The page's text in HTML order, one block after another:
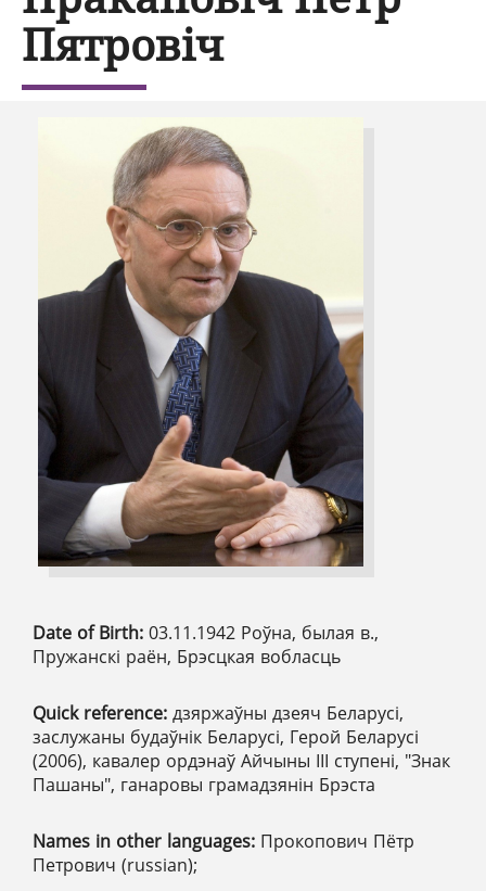
Пятровіч
Date of Birth: 03.11.1942 Роўна, былая в.,
Пружанскі раён, Брэсцкая вобласць
Quick reference: дзяржаўны дзеяч Беларусі,
заслужаны будаўнік Беларусі, Герой Беларусі
(2006), кавалер ордэнаў Айчыны ІІІ ступені, "Знак
Пашаны", ганаровы грамадзянін Брэста
Names in other languages: Прокопович Пётр
Петрович (russian);